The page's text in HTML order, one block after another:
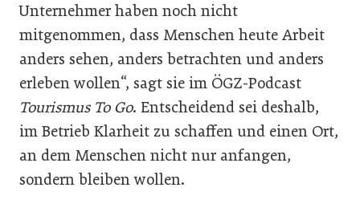
Unternehmer haben noch nicht
mitgenommen, dass Menschen heute Arbeit
anders sehen, anders betrachten und anders
erleben wollen“, sagt sie im ÖGZ-Podcast
Tourismus To Go. Entscheidend sei deshalb,
im Betrieb Klarheit zu schaffen und einen Ort,
an dem Menschen nicht nur anfangen,
sondern bleiben wollen.